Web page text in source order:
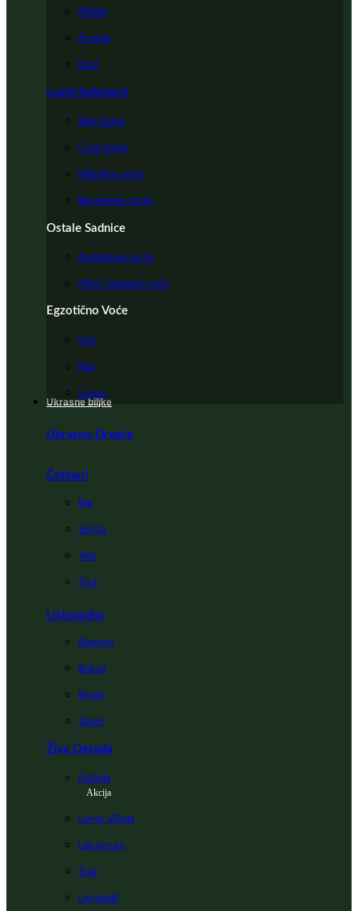
Ribizle
Aronija
Dud
Lozni Kalemovi
Bele Sorte
Crne Sorte
Hibridne sorte
Besemene sorte
Ostale Sadnice
Autohtone sorte
Mini i Stubasto voće
Egzotično Voće
Kivi
Nar
Limun
Ukrasne biljke
Ukrasno Drveće
Četinari
Bor
Smrča
Jela
Tisa
Listopadno
Bagrem
Bukva
Breza
Jasen
Živa Ograda
Fotinija
Akcija
Lovor Višnja
Ligustrum
Tuja
Leylandii